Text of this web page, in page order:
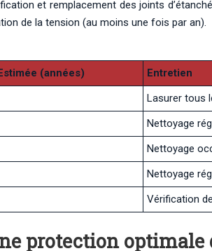
et remplacement des joints
de la tension (au moins une fois par an).
(années)
Entretien
Lasurer tous
Nettoyage
Nettoyage
Nettoyage
Vérification
protection